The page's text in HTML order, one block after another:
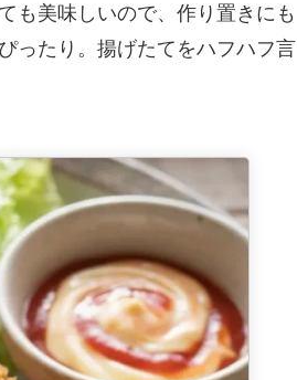
も美味しいので、作り置きにも
ったり。揚げたてをハフハフ言